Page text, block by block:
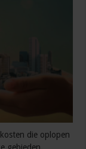
die oplopen